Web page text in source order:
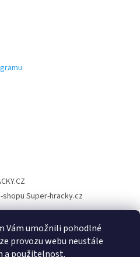
Vám umožnili pohodlné
provozu webu neustále
a použitelnost.
Super-hracky.cz